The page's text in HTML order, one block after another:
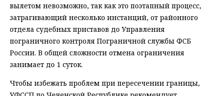
вылетом невозможно, так как это поэтапный процесс,
затрагивающий несколько инстанций, от районного
отдела судебных приставов до Управления
пограничного контроля Пограничной службы ФСБ
России. В общей сложности отмена ограничения
занимает до 1 суток.
Чтобы избежать проблем при пересечении границы,